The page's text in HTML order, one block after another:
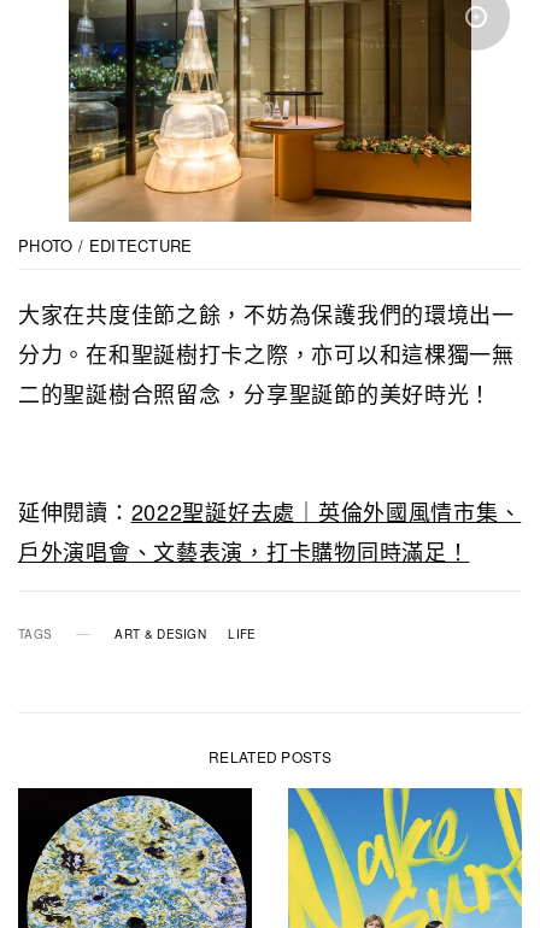
PHOTO / EDITECTURE
大家在共度佳節之餘，不妨為保護我們的環境出一
分力。在和聖誕樹打卡之際，亦可以和這棵獨一無
二的聖誕樹合照留念，分享聖誕節的美好時光！
延伸閱讀： 2022聖誕好去處｜英倫外國風情市集、
戶外演唱會、文藝表演，打卡購物同時滿足！
TAGS ART & DESIGN LIFE
RELATED POSTS